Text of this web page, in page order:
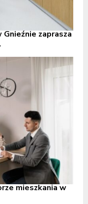
zaprasza
mieszkania w